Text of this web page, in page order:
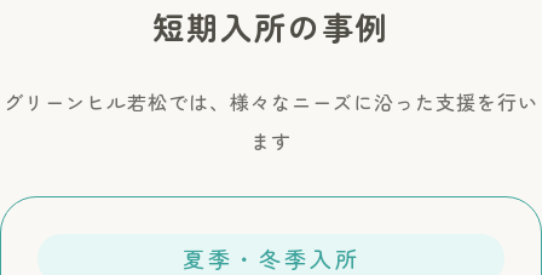
短期入所の事例
グリーンヒル若松では、様々なニーズに沿った支援を行い
ます
夏季・冬季入所